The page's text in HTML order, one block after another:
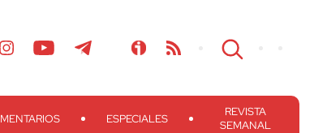
ESPECIALES
REVISTA
SEMANAL